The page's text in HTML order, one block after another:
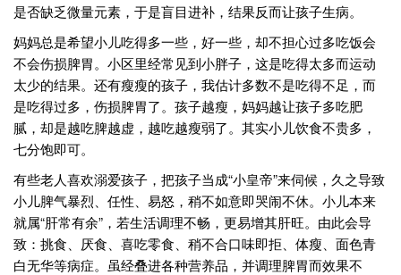
是否缺乏微量元素，于是盲目进补，结果反而让孩子生病。
妈妈总是希望小儿吃得多一些，好一些，却不担心过多吃饭会
不会伤损脾胃。小区里经常见到小胖子，这是吃得太多而运动
太少的结果。还有瘦瘦的孩子，我估计多数不是吃得不足，而
是吃得过多，伤损脾胃了。孩子越瘦，妈妈越让孩子多吃肥
腻，却是越吃脾越虚，越吃越瘦弱了。其实小儿饮食不贵多，
七分饱即可。
有些老人喜欢溺爱孩子，把孩子当成“小皇帝”来伺候，久之导致
小儿脾气暴烈、任性、易怒，稍不如意即哭闹不休。小儿本来
就属“肝常有余” ，若生活调理不畅，更易增其肝旺。由此会导
致：挑食、厌食、喜吃零食、稍不合口味即拒、体瘦、面色青
白无华等病症。虽经叠进各种营养品，并调理脾胃而效果不